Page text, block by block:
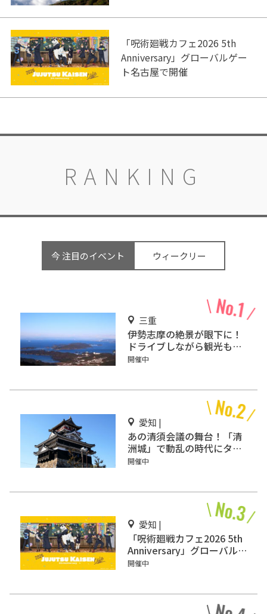
「呪術廻戦カフェ2026 5th
Anniversary」グローバルゲー
ト名古屋で開催
RANKING
今 注目のイベント ウィークリー
三重
伊勢志摩の絶景が眼下に！
ドライブしながら観光もで
きる「伊勢志摩スカイライ
開催中
愛知 |
あの清須会議の舞台！「清
洲城」で動乱の時代にタイ
ムスリップ!?
開催中
愛知 |
「呪術廻戦カフェ2026 5th
Anniversary」グローバル
ゲート名古屋で開催
開催中